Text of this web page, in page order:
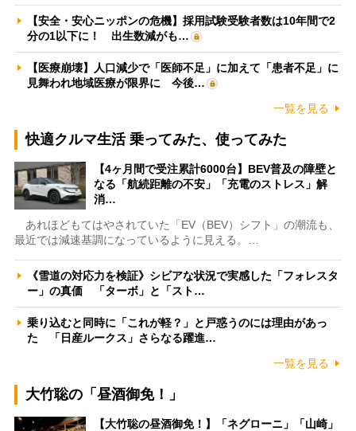
【安全・安心ニッポンの危機】採用試験受験者数は10年間で2
分の1以下に！ 出生数減がも…
【医療崩壊】人口減少で「医師不足」に加えて「患者不足」に
見舞われ地域医療が限界に 今後…
一覧を見る
快適クルマ生活 乗ってみた、使ってみた
【4ヶ月間で受注累計6000台】BEV普及の障壁と
なる「航続距離の不安」「充電のストレス」解
消…
あれほどもてはやされていた「EV（BEV）シフト」の潮流も、
最近では減速基調になっているように見える。…
《雪道の対応力を検証》シビアな状況で実感した「フォレスタ
ー」の真価 「ターボ」と「スト…
乗り込むと同時に「これが軽？」と戸惑うのには理由があっ
た 「日産ルークス」さらなる躍進…
一覧を見る
大竹聡の「昼酒御免！」
【大竹聡の昼酒御免！】「ネグローニ」「山崎」